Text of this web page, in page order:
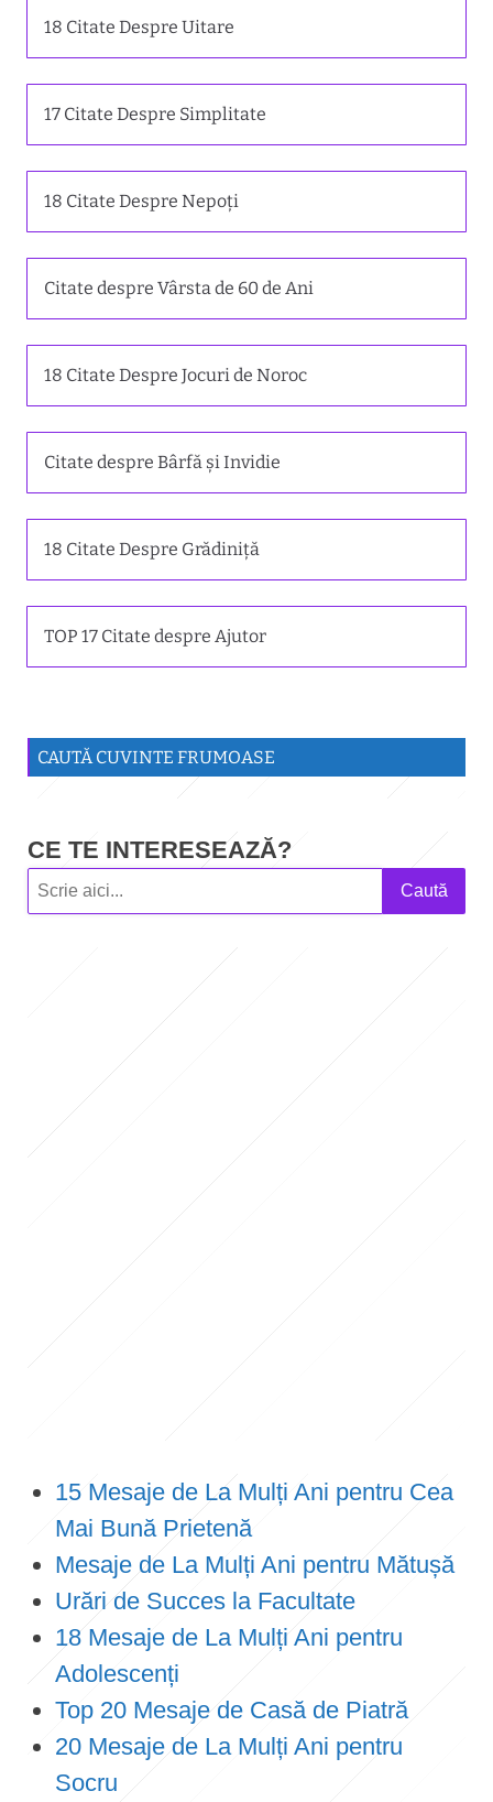
18 Citate Despre Uitare
17 Citate Despre Simplitate
18 Citate Despre Nepoți
Citate despre Vârsta de 60 de Ani
18 Citate Despre Jocuri de Noroc
Citate despre Bârfă și Invidie
18 Citate Despre Grădiniță
TOP 17 Citate despre Ajutor
CAUTĂ CUVINTE FRUMOASE
CE TE INTERESEAZĂ?
Caută
15 Mesaje de La Mulți Ani pentru Cea
Mai Bună Prietenă
Mesaje de La Mulți Ani pentru Mătușă
Urări de Succes la Facultate
18 Mesaje de La Mulți Ani pentru
Adolescenți
Top 20 Mesaje de Casă de Piatră
20 Mesaje de La Mulți Ani pentru
Socru